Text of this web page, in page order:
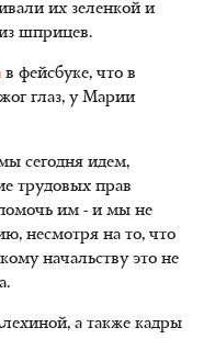
их зеленкой и
шприцев.
в фейсбуке, что в
глаз, у Марии
сегодня идем,
трудовых прав
им - и мы не
несмотря на то, что
начальству это не
а также кадры